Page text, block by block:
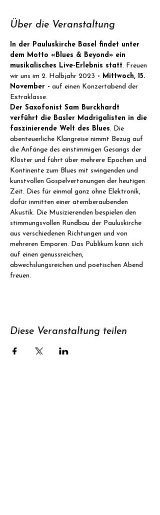
Über die Veranstaltung
In der Pauluskirche Basel findet unter
dem Motto «Blues & Beyond» ein
musikalisches Live-Erlebnis statt. Freuen
wir uns im 2. Halbjahr 2023 - Mittwoch, 15.
November - auf einen Konzertabend der
Extraklasse.
Der Saxofonist Sam Burckhardt
verführt die Basler Madrigalisten in die
faszinierende Welt des Blues. Die
abenteuerliche Klangreise nimmt Bezug auf
die Anfänge des einstimmigen Gesangs der
Klöster und führt über mehrere Epochen und
Kontinente zum Blues mit swingenden und
kunstvollen Gospelvertonungen der heutigen
Zeit. Dies für einmal ganz ohne Elektronik,
dafür inmitten einer atemberaubenden
Akustik. Die Musizierenden bespielen den
stimmungsvollen Rundbau der Pauluskirche
aus verschiedenen Richtungen und von
mehreren Emporen. Das Publikum kann sich
auf einen genussreichen,
abwechslungsreichen und poetischen Abend
freuen.
Diese Veranstaltung teilen